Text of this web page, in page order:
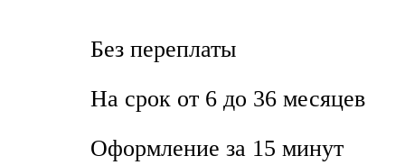
Без переплаты
На срок от 6 до 36 месяцев
Оформление за 15 минут